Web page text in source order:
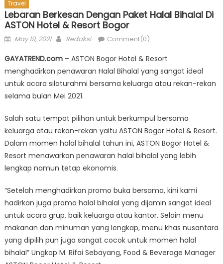
Travel
Lebaran Berkesan Dengan Paket Halal Bihalal Di
ASTON Hotel & Resort Bogor
Posted
May 19, 2021 Author
Redaksi Comment(0)
GAYATREND.com– ASTON Bogor Hotel & Resort
menghadirkan penawaran Halal Bihalal yang sangat ideal
untuk acara silaturahmi bersama keluarga atau rekan-rekan
selama bulan Mei 2021.
Salah satu tempat pilihan untuk berkumpul bersama
keluarga atau rekan-rekan yaitu ASTON Bogor Hotel & Resort.
Dalam momen halal bihalal tahun ini, ASTON Bogor Hotel &
Resort menawarkan penawaran halal bihalal yang lebih
lengkap namun tetap ekonomis.
“Setelah menghadirkan promo buka bersama, kini kami
hadirkan juga promo halal bihalal yang dijamin sangat ideal
untuk acara grup, baik keluarga atau kantor. Selain menu
makanan dan minuman yang lengkap, menu khas nusantara
yang dipilih pun juga sangat cocok untuk momen halal
bihalal” Ungkap M. Rifai Sebayang, Food & Beverage Manager